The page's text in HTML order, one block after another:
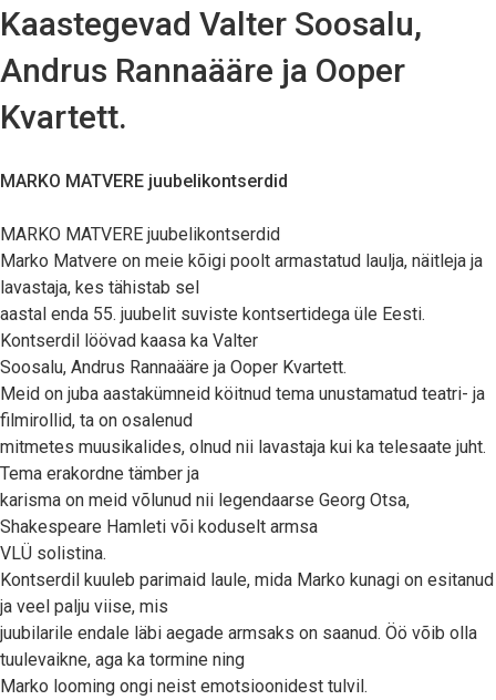
Kaastegevad Valter Soosalu,
Andrus Rannaääre ja Ooper
Kvartett.
MARKO MATVERE juubelikontserdid
MARKO MATVERE juubelikontserdid
Marko Matvere on meie kõigi poolt armastatud laulja, näitleja ja
lavastaja, kes tähistab sel
aastal enda 55. juubelit suviste kontsertidega üle Eesti.
Kontserdil löövad kaasa ka Valter
Soosalu, Andrus Rannaääre ja Ooper Kvartett.
Meid on juba aastakümneid köitnud tema unustamatud teatri- ja
filmirollid, ta on osalenud
mitmetes muusikalides, olnud nii lavastaja kui ka telesaate juht.
Tema erakordne tämber ja
karisma on meid võlunud nii legendaarse Georg Otsa,
Shakespeare Hamleti või koduselt armsa
VLÜ solistina.
Kontserdil kuuleb parimaid laule, mida Marko kunagi on esitanud
ja veel palju viise, mis
juubilarile endale läbi aegade armsaks on saanud. Öö võib olla
tuulevaikne, aga ka tormine ning
Marko looming ongi neist emotsioonidest tulvil.